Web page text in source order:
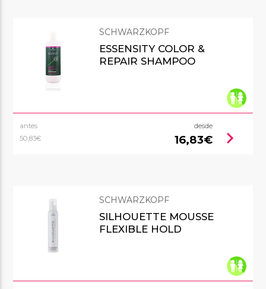
SCHWARZKOPF
ESSENSITY COLOR &
REPAIR SHAMPOO
antes
50,83€
desde
16,83€ chevron_right
SCHWARZKOPF
SILHOUETTE MOUSSE
FLEXIBLE HOLD